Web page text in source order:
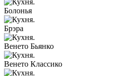
Болонья
Брэра
Венето Бьянко
Венето Классико